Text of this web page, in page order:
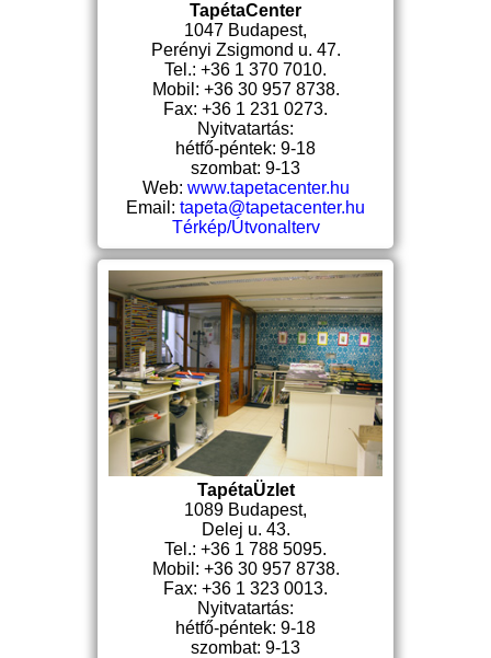
TapétaCenter
1047 Budapest,
Perényi Zsigmond u. 47.
Tel.: +36 1 370 7010.
Mobil: +36 30 957 8738.
Fax: +36 1 231 0273.
Nyitvatartás:
hétfő-péntek: 9-18
szombat: 9-13
Web: www.tapetacenter.hu
Email: tapeta@tapetacenter.hu
Térkép/Útvonalterv
TapétaÜzlet
1089 Budapest,
Delej u. 43.
Tel.: +36 1 788 5095.
Mobil: +36 30 957 8738.
Fax: +36 1 323 0013.
Nyitvatartás:
hétfő-péntek: 9-18
szombat: 9-13